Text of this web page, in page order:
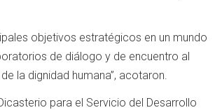
objetivos estratégicos en un mundo
de diálogo y de encuentro al
la dignidad humana”, acotaron.
para el Servicio del Desarrollo